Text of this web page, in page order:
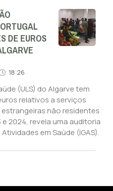
DE EUROS
18:26
(ULS) do Algarve tem
relativos a serviços
não residentes
e 2024, revela uma auditoria
em Saúde (IGAS).